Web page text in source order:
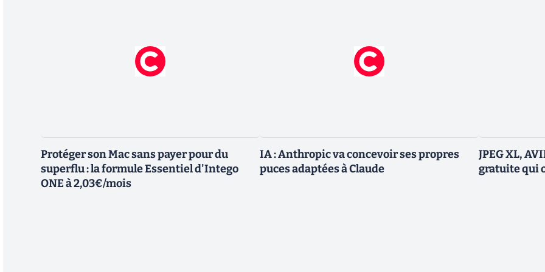
Protéger son Mac sans payer pour du
superflu : la formule Essentiel d'Intego
ONE à 2,03€/mois
IA : Anthropic va concevoir ses propres
puces adaptées à Claude
JPEG XL,
gratuite qui